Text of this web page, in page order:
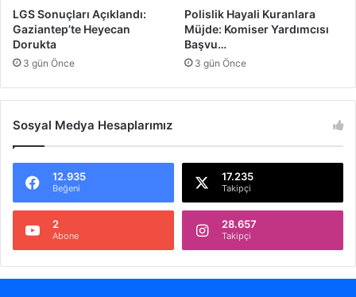
K
o
l
a
l
ş
LGS Sonuçları Açıklandı:
Gaziantep’te Heyecan
Dorukta
3 gün Önce
Polislik Hayali Kuranlara
Müjde: Komiser Yardımcısı
Başvu…
3 gün Önce
Sosyal Medya Hesaplarımız
12.935
Beğeni
17.235
Takipçi
2
Abone
28.657
Takipçi